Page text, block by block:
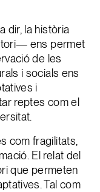
dir, la història
ens permet
de les
i socials ens
i
reptes com el
com fragilitats,
El relat del
que permeten
Tal com